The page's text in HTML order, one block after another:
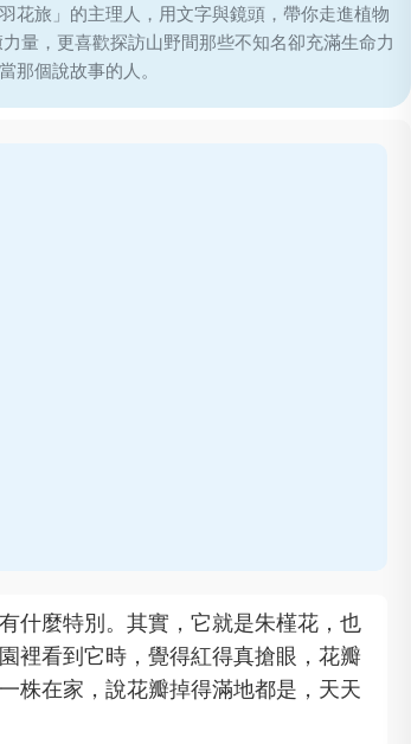
花旅」的主理人，用文字與鏡頭，帶你走進植物
量，更喜歡探訪山野間那些不知名卻充滿生命力
那個說故事的人。
什麼特別。其實，它就是朱槿花，也
裡看到它時，覺得紅得真搶眼，花瓣
株在家，說花瓣掉得滿地都是，天天